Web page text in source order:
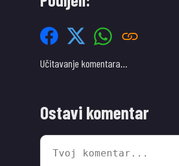
Učitavanje komentara…
Ostavi komentar